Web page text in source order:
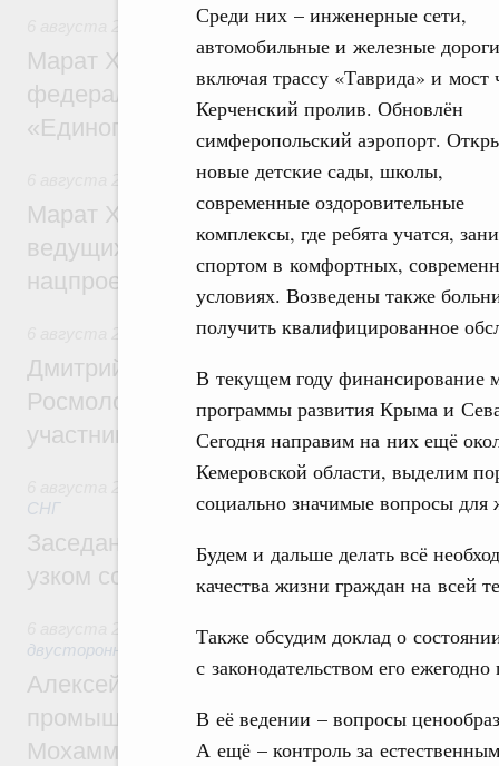
Среди них – инженерные сети,
автомобильные и железные
включая трассу «Таврида» и мост
Керченский пролив. Обновлён
симферопольский аэропорт.
новые детские сады, школы,
современные оздоровительные
комплексы, где ребята учатся,
спортом в комфортных,
условиях. Возведены также
получить квалифицированное
В текущем году финансирование
программы развития Крыма и
Сегодня направим на них ещё
Кемеровской области, выделим
социально значимые вопросы для
Будем и дальше делать всё
качества жизни граждан на всей
Также обсудим доклад о
с законодательством его
В её ведении – вопросы
А ещё – контроль за
Регулирование в сфере строительства
Марат Хуснуллин: Более 130
федерального значения построено под
«Единого заказчика»
Национальный проект «Инфраструктура
Марат Хуснуллин: Порядка 200
ведущих к спортивным объектам,
нацпроекту «Инфраструктура для
Молодёжная политика
Дмитрий Чернышенко, Сергей Кравцов и
Росмолодёжи Григорий Гуров
участников проекта «Кольцо открытий»
Евразийский экономический союз.
СНГ
Заседание Евразийского
узком составе
Экономические отношения с
двусторонней основе
Алексей Оверчук провёл рабочую
промышленности, недропользования и
Мохаммадом Атабаком